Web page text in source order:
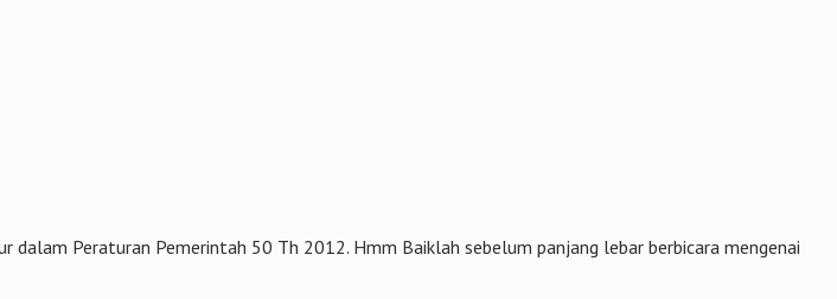
dalam Peraturan Pemerintah 50 Th 2012. Hmm Baiklah sebelum panjang lebar berbicara mengenai